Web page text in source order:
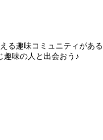
る趣味コミュニティがある
趣味の人と出会おう♪